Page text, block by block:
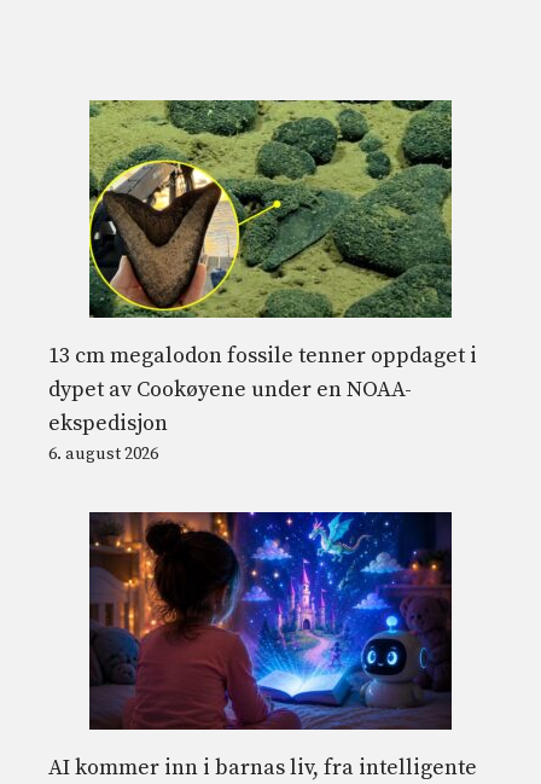
13 cm megalodon fossile tenner oppdaget i
dypet av Cookøyene under en NOAA-
ekspedisjon
6. august 2026
AI kommer inn i barnas liv, fra intelligente